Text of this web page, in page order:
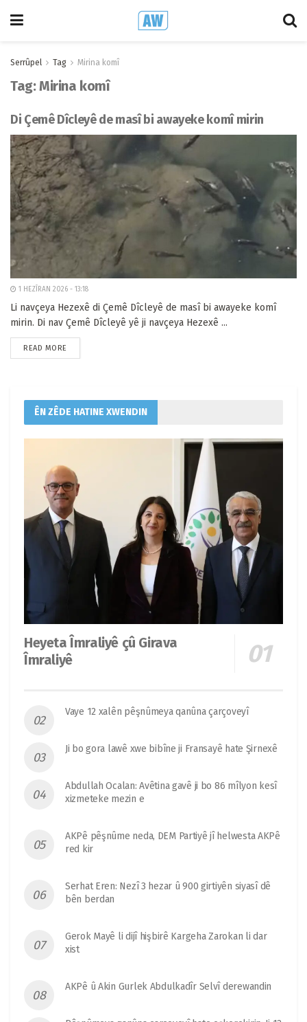
Serrûpel Tag Mirina komî
Tag:Mirina komî
Di Çemê Dîcleyê de masî bi awayeke komî mirin
1 HEZÎRAN 2026 - 13:18
Li navçeya Hezexê di Çemê Dîcleyê de masî bi awayeke komî
mirin. Di nav Çemê Dîcleyê yê ji navçeya Hezexê ...
READ MORE
ÊN ZÊDE HATINE XWENDIN
Heyeta Îmraliyê çû Girava
Îmraliyê
Vaye 12 xalên pêşnûmeya qanûna çarçoveyî
Ji bo gora lawê xwe bibîne ji Fransayê hate Şirnexê
Abdullah Ocalan: Avêtina gavê ji bo 86 mîlyon kesî
xizmeteke mezin e
AKPê pêşnûme neda, DEM Partiyê jî helwesta AKPê
red kir
Serhat Eren: Nezî 3 hezar û 900 girtiyên siyasî dê
bên berdan
Gerok Mayê li dijî hişbirê Kargeha Zarokan li dar
xist
AKPê û Akin Gurlek Abdulkadîr Selvî derewandin